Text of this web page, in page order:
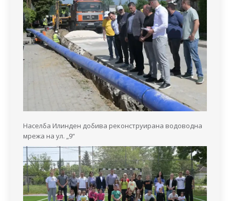
Населба Илинден добива реконструирана водоводна
мрежа на ул. „9“